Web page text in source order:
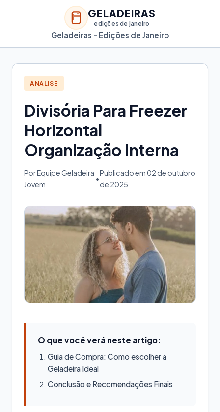
GELADEIRAS
edições de janeiro
Geladeiras - Edições de Janeiro
ANALISE
Divisória Para Freezer
Horizontal
Organização Interna
Por Equipe Geladeira
Jovem
•
Publicado em 02 de outubro
de 2025
O que você verá neste artigo:
Guia de Compra: Como escolher a
Geladeira Ideal
Conclusão e Recomendações Finais